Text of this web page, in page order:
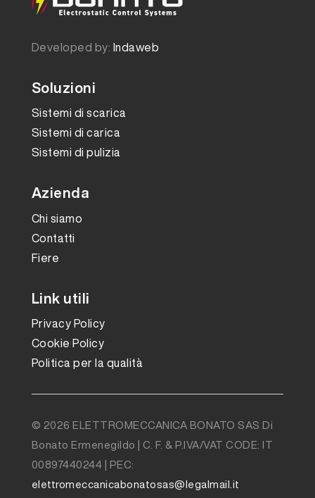
Developed by: Indaweb
Soluzioni
Sistemi di scarica
Sistemi di carica
Sistemi di pulizia
Azienda
Chi siamo
Contatti
Fiere
Link utili
Privacy Policy
Cookie Policy
Politica per la qualità
© 2026 ELETTROMECCANICA BONATO SAS Di
Bonato Ermenegildo | C. F. & P.IVA/VAT CODE: IT
00897440244 | PEC:
elettromeccanicabonatosas@legalmail.it